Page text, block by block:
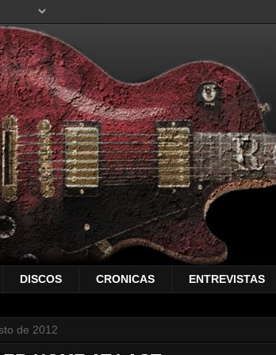
DISCOS CRONICAS ENTREVISTAS
de 2012